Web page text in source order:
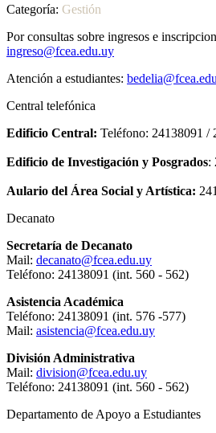
Categoría: Gestión
Por consultas sobre ingresos e
ingreso@fcea.edu.uy
Atención a estudiantes:
Central telefónica
Edificio Central: Teléfono: 24138091 /
Edificio de Investigación y Posgrados:
Aulario del Área Social y Artística:
Decanato
Secretaría de Decanato
Mail: decanato@fcea.edu.uy
Teléfono: 24138091 (int. 560 - 562)
Asistencia Académica
Teléfono: 24138091 (int. 576 -577)
Mail: asistencia@fcea.edu.uy
División Administrativa
Mail: division@fcea.edu.uy
Teléfono: 24138091 (int. 560 - 562)
Departamento de Apoyo a Estudiantes